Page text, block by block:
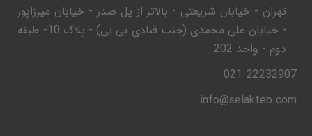
تهران - خیابان شریعتی - بالاتر از پل صدر - خیابان میرزاپور
- خیابان علی محمدی (جنب قنادی بی بی) - پلاک 10- طبقه
دوم - واحد 202
021-22232907
info@selakteb.com